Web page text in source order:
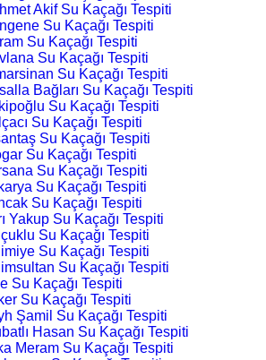
Akif Su Kaçağı Tespiti
Su Kaçağı Tespiti
Su Kaçağı Tespiti
Su Kaçağı Tespiti
Su Kaçağı Tespiti
Bağları Su Kaçağı Tespiti
Su Kaçağı Tespiti
Su Kaçağı Tespiti
Su Kaçağı Tespiti
Su Kaçağı Tespiti
Su Kaçağı Tespiti
Su Kaçağı Tespiti
Su Kaçağı Tespiti
Yakup Su Kaçağı Tespiti
Su Kaçağı Tespiti
Su Kaçağı Tespiti
Su Kaçağı Tespiti
Su Kaçağı Tespiti
Su Kaçağı Tespiti
Şamil Su Kaçağı Tespiti
Hasan Su Kaçağı Tespiti
Meram Su Kaçağı Tespiti